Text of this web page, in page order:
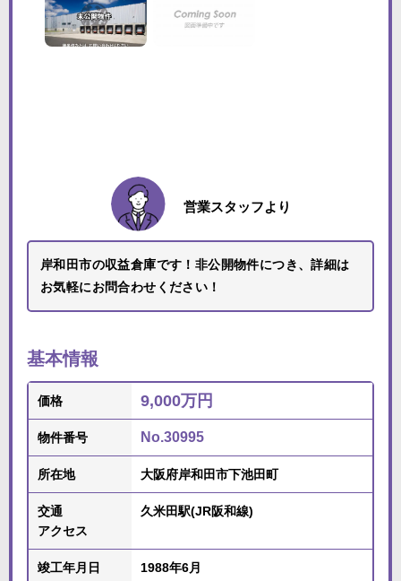
営業スタッフより
岸和田市の収益倉庫です！非公開物件につき、詳細は
お気軽にお問合わせください！
基本情報
価格 9,000万円
物件番号 No.30995
所在地 大阪府岸和田市下池田町
交通
アクセス
久米田駅(JR阪和線)
竣工年月日 1988年6月